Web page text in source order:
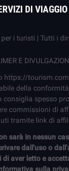
DI VIAGGIO
i turisti | Tutti i
E
https://
della
consiglia spesso
commissioni di
tramite link di
sarà in nessun
dall'uso o
aver letto e